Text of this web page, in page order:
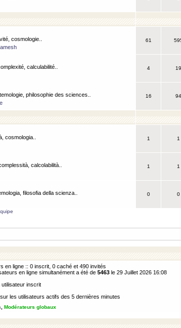
cosmologie..
61
calculabilité..
4 19
philosophie des sciences..
16 94
cosmologia..
1 1
calcolabilità..
1 1
filosofia della scienza..
0 0
en ligne :: 0 inscrit, 0 caché et 490 invités
en ligne simultanément a été de 5463 le 29 Juillet 2026 16:08
inscrit
les utilisateurs actifs des 5 dernières minutes
Modérateurs globaux